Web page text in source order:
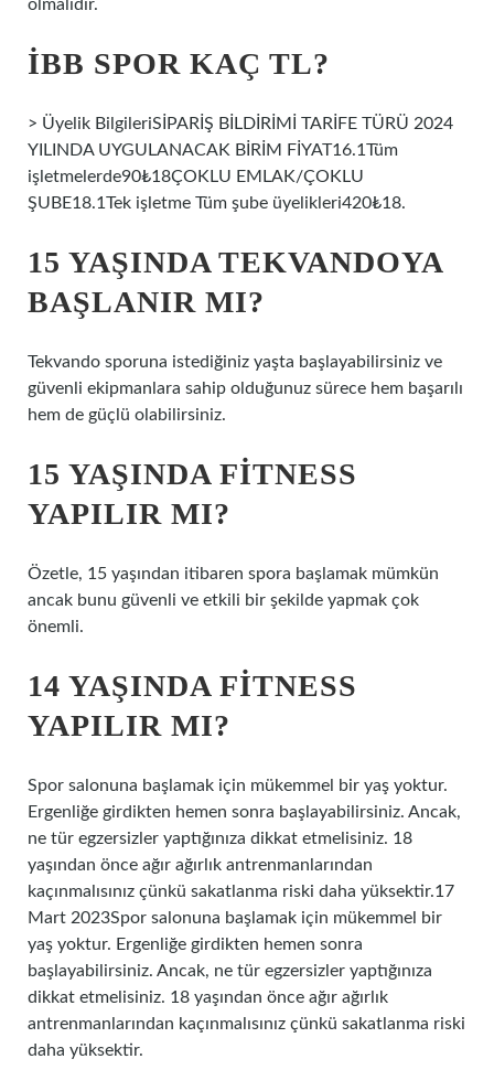
olmalıdır.
İBB SPOR KAÇ TL?
> Üyelik BilgileriSİPARİŞ BİLDİRİMİ TARİFE TÜRÜ 2024
YILINDA UYGULANACAK BİRİM FİYAT16.1Tüm
işletmelerde90₺18ÇOKLU EMLAK/ÇOKLU
ŞUBE18.1Tek işletme Tüm şube üyelikleri420₺18.
15 YAŞINDA TEKVANDOYA
BAŞLANIR MI?
Tekvando sporuna istediğiniz yaşta başlayabilirsiniz ve
güvenli ekipmanlara sahip olduğunuz sürece hem başarılı
hem de güçlü olabilirsiniz.
15 YAŞINDA FITNESS
YAPILIR MI?
Özetle, 15 yaşından itibaren spora başlamak mümkün
ancak bunu güvenli ve etkili bir şekilde yapmak çok
önemli.
14 YAŞINDA FITNESS
YAPILIR MI?
Spor salonuna başlamak için mükemmel bir yaş yoktur.
Ergenliğe girdikten hemen sonra başlayabilirsiniz. Ancak,
ne tür egzersizler yaptığınıza dikkat etmelisiniz. 18
yaşından önce ağır ağırlık antrenmanlarından
kaçınmalısınız çünkü sakatlanma riski daha yüksektir.17
Mart 2023Spor salonuna başlamak için mükemmel bir
yaş yoktur. Ergenliğe girdikten hemen sonra
başlayabilirsiniz. Ancak, ne tür egzersizler yaptığınıza
dikkat etmelisiniz. 18 yaşından önce ağır ağırlık
antrenmanlarından kaçınmalısınız çünkü sakatlanma riski
daha yüksektir.